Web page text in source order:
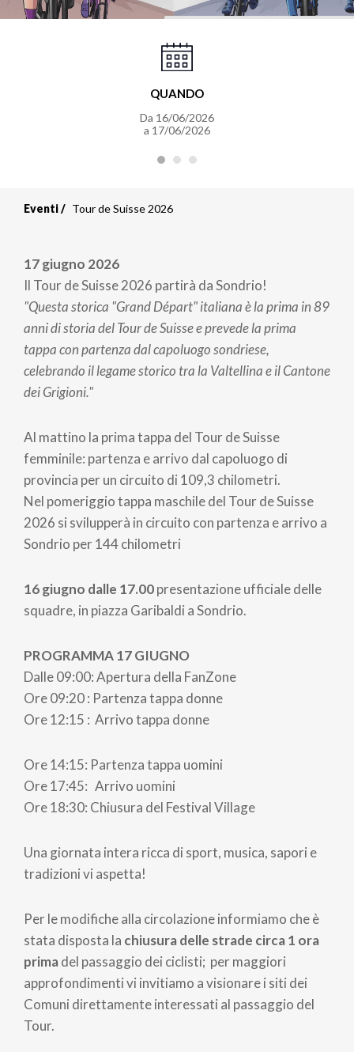
QUANDO
Da 16/06/2026
a 17/06/2026
Eventi Tour de Suisse 2026
17 giugno 2026
Il Tour de Suisse 2026 partirà da Sondrio!
"Questa storica "Grand Départ" italiana è la prima in 89
anni di storia del Tour de Suisse e prevede la prima
tappa con partenza dal capoluogo sondriese,
celebrando il legame storico tra la Valtellina e il Cantone
dei Grigioni."
Al mattino la prima tappa del Tour de Suisse
femminile: partenza e arrivo dal capoluogo di
provincia per un circuito di 109,3 chilometri.
Nel pomeriggio tappa maschile del Tour de Suisse
2026 si svilupperà in circuito con partenza e arrivo a
Sondrio per 144 chilometri
16 giugno dalle 17.00presentazione ufficiale delle
squadre, in piazza Garibaldi a Sondrio.
PROGRAMMA 17 GIUGNO
Dalle 09:00: Apertura della FanZone
Ore 09:20 : Partenza tappa donne
Ore 12:15 : Arrivo tappa donne
Ore 14:15: Partenza tappa uomini
Ore 17:45: Arrivo uomini
Ore 18:30: Chiusura del Festival Village
Una giornata intera ricca di sport, musica, sapori e
tradizioni vi aspetta!
Per le modifiche alla circolazione informiamo che è
stata disposta la chiusuradelle strade circa 1 ora
primadel passaggio dei ciclisti; per maggiori
approfondimenti vi invitiamo a visionare i siti dei
Comuni direttamente interessati al passaggio del
Tour.